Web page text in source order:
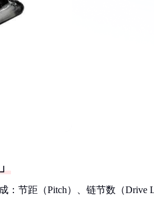
：节距（Pitch）、链节数（Drive